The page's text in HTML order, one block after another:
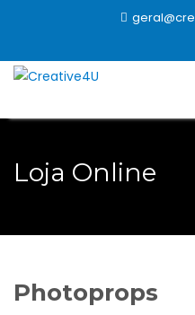
Loja Online
Photoprops